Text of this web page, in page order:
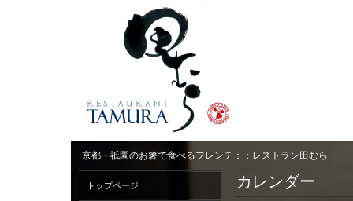
京都・祇園のお箸で食べるフレンチ：：レストラン田むら
カレンダー
トップページ